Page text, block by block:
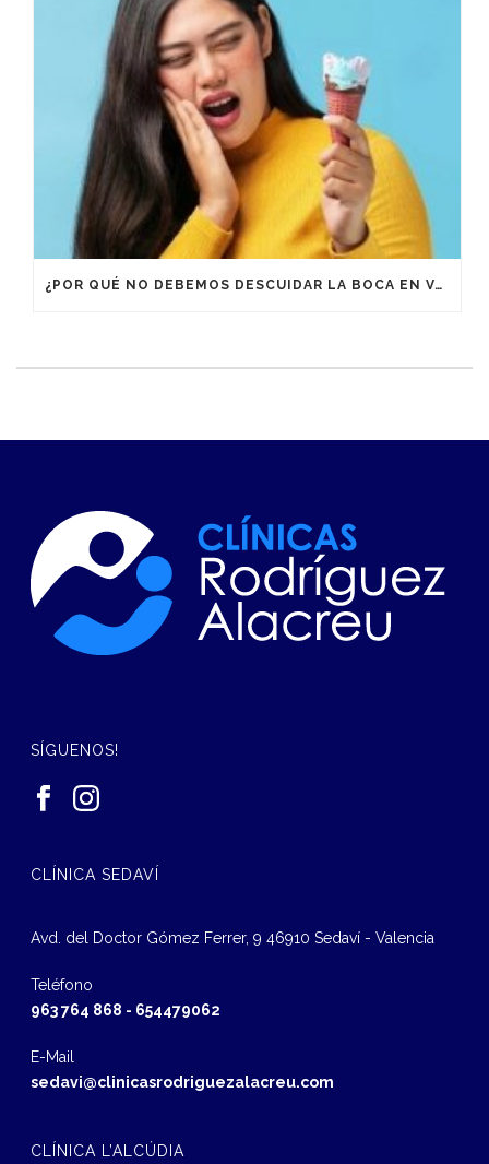
¿POR QUÉ NO DEBEMOS DESCUIDAR LA BOCA EN VACACIONES?
SÍGUENOS!
CLÍNICA SEDAVÍ
Avd. del Doctor Gómez Ferrer, 9 46910 Sedaví - Valencia
Teléfono
963 764 868 - 654479062
E-Mail
sedavi@clinicasrodriguezalacreu.com
CLÍNICA L’ALCÚDIA